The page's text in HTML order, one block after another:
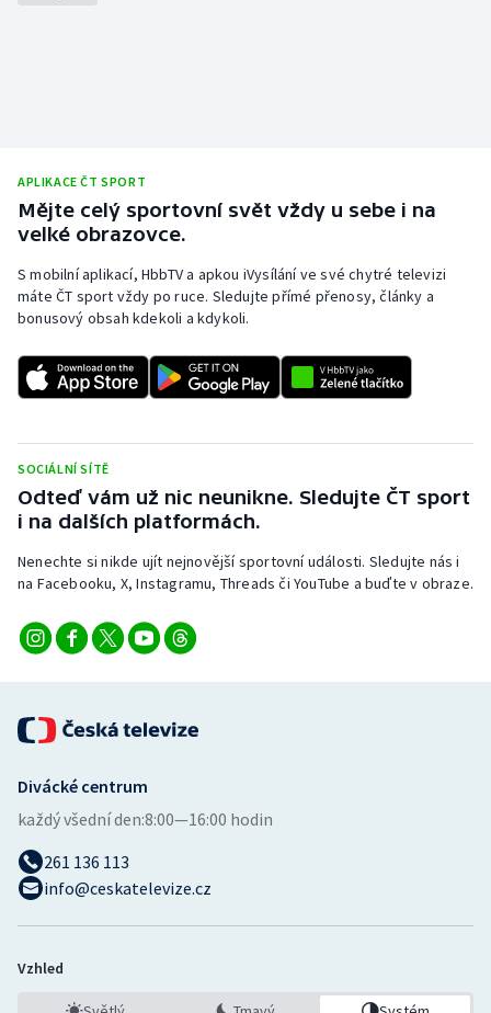
Plážový volejbal
Ragby
Rychlobruslení
Rychlostní kanoistika
Sportovní střelba
Triatlon
Veslování
Volejbal
APLIKACE ČT SPORT
Mějte celý sportovní svět vždy u sebe i na
velké obrazovce.
S mobilní aplikací, HbbTV a apkou iVysílání ve své chytré televizi
máte ČT sport vždy po ruce. Sledujte přímé přenosy, články a
bonusový obsah kdekoli a kdykoli.
SOCIÁLNÍ SÍTĚ
Odteď vám už nic neunikne. Sledujte ČT sport
i na dalších platformách.
Nenechte si nikde ujít nejnovější sportovní události. Sledujte nás i
na Facebooku, X, Instagramu, Threads či YouTube a buďte v obraze.
Divácké centrum
každý všední den:8:00—16:00 hodin
261 136 113
info@ceskatelevize.cz
Vzhled